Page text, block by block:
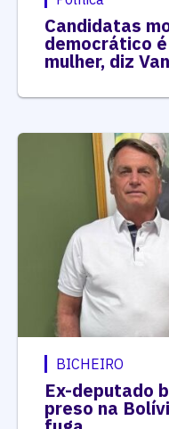
Candidatas
democrático
mulher, diz
BICHEIRO
Ex-deputado
preso na